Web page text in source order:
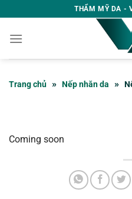
to
content
THẨM MỸ DA -
Trang chủ » Nếp nhăn da »
Coming soon